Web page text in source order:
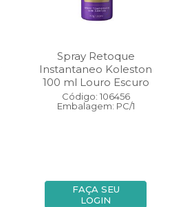
Spray Retoque
Instantaneo Koleston
100 ml Louro Escuro
Código: 106456
Embalagem: PC/1
FAÇA SEU
LOGIN